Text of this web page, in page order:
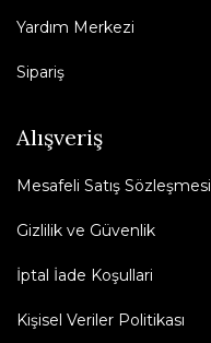
Yardım Merkezi
Sipariş
Alışveriş
Mesafeli Satış Sözleşmesi
Gizlilik ve Güvenlik
İptal İade Koşullari
Kişisel Veriler Politikası